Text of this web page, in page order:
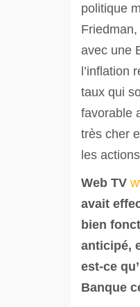
politique
avec une
l’inflation
taux qui
favorable
très cher
les
Web TV
avait
bien
anticipé,
est-ce
Banque